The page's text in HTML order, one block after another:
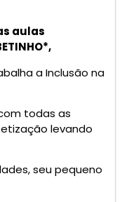
aulas
a Inclusão na
todas as
levando
seu pequeno